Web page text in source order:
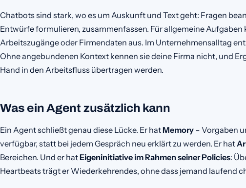
Chatbots sind stark, wo es um Auskunft und Text geht: Fragen
Entwürfe formulieren, zusammenfassen. Für allgemeine Aufgaben
Arbeitszugänge oder Firmendaten aus. Im Unternehmensalltag
Ohne angebundenen Kontext kennen sie deine Firma nicht, und
Hand in den Arbeitsfluss übertragen werden.
Was ein Agent zusätzlich kann
Ein Agent schließt genau diese Lücke. Er hat Memory – Vorgaben
verfügbar, statt bei jedem Gespräch neu erklärt zu werden. Er hat
Bereichen. Und er hat Eigeninitiative im Rahmen seiner Policies:
Heartbeats trägt er Wiederkehrendes, ohne dass jemand laufend